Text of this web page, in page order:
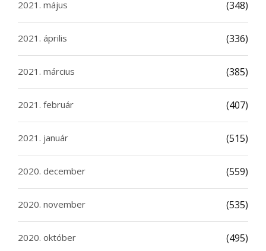
2021. május (348)
2021. április (336)
2021. március (385)
2021. február (407)
2021. január (515)
2020. december (559)
2020. november (535)
2020. október (495)